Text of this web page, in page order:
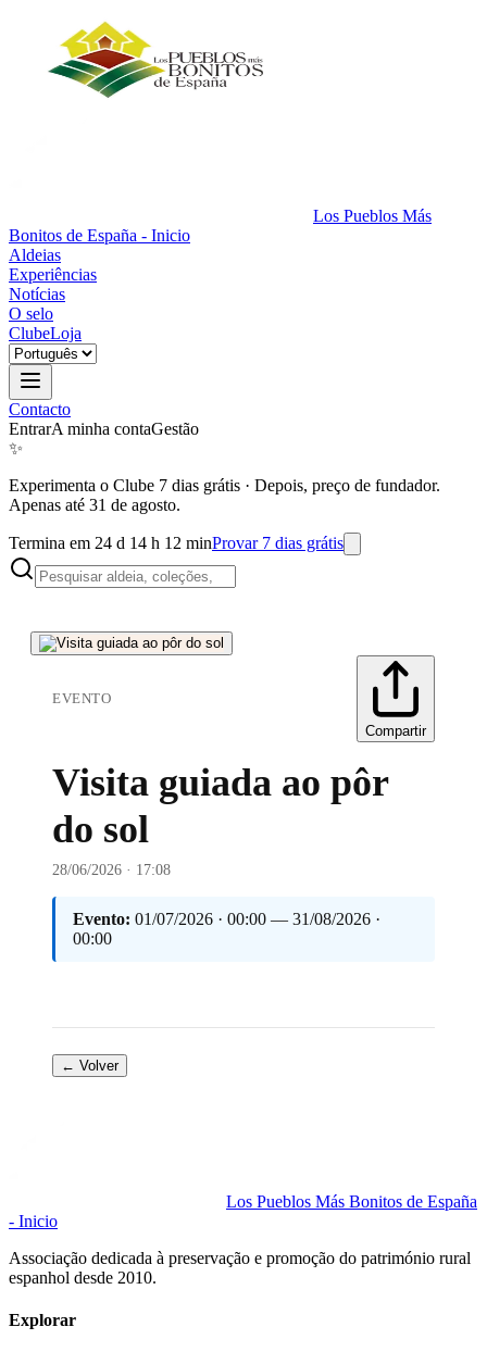
Los Pueblos Más
Bonitos de España - Inicio
Aldeias
Experiências
Notícias
O selo
ClubeLoja
Contacto
EntrarA minha contaGestão
✨
Experimenta o Clube 7 dias grátis · Depois, preço de fundador.
Apenas até 31 de agosto.
Termina em 24 d 14 h 12 minProvar 7 dias grátis
EVENTO
Compartir
Visita guiada ao pôr
do sol
28/06/2026 · 17:08
Evento: 01/07/2026 · 00:00 — 31/08/2026 ·
00:00
← Volver
Los Pueblos Más Bonitos de España
- Inicio
Associação dedicada à preservação e promoção do património rural
espanhol desde 2010.
Explorar